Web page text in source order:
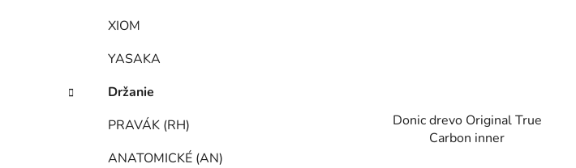
XIOM
YASAKA
Držanie
PRAVÁK (RH)
ANATOMICKÉ (AN)
Donic drevo Original True
Carbon inner